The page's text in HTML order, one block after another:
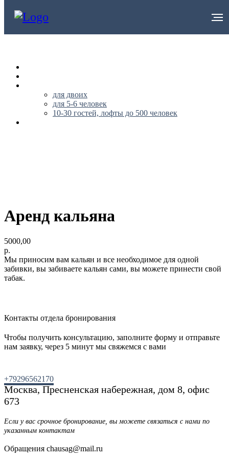
для двоих
для 5-6 человек
10-30 гостей, лофты до 500 человек
Аренд кальяна
5000,00
р.
Мы приносим вам кальян и все необходимое для одной
забивки, вы забиваете кальян сами, вы можете принести свой
табак.
Контакты отдела бронирования
Чтобы получить консультацию, заполните форму и отправьте
нам заявку, через 5 минут мы свяжемся с вами
+79296562170
Москва, Пресненская набережная, дом 8, офис
673
Если у вас срочное бронирование, вы можете связаться с нами по
указанным контактам
Обращения chausag@mail.ru